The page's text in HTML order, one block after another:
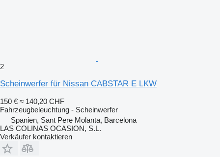
2
Scheinwerfer für Nissan CABSTAR E LKW
150 € ≈ 140,20 CHF
Fahrzeugbeleuchtung - Scheinwerfer
Spanien, Sant Pere Molanta, Barcelona
LAS COLINAS OCASION, S.L.
Verkäufer kontaktieren